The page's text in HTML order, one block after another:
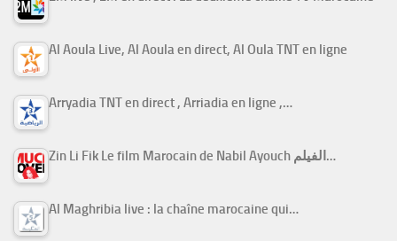
Al Aoula Live, Al Aoula en direct, Al Oula TNT en ligne
Arryadia TNT en direct , Arriadia en ligne ,…
Zin Li Fik Le film Marocain de Nabil Ayouch الفيلم…
Al Maghribia live : la chaîne marocaine qui…